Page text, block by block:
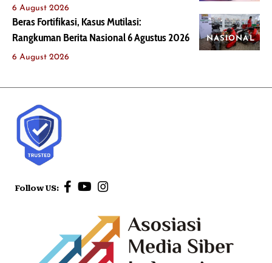
6 August 2026
NASIONAL
Beras Fortifikasi, Kasus Mutilasi:
Rangkuman Berita Nasional 6 Agustus 2026
6 August 2026
Follow US: